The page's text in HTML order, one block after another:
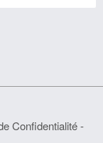
Confidentialité-